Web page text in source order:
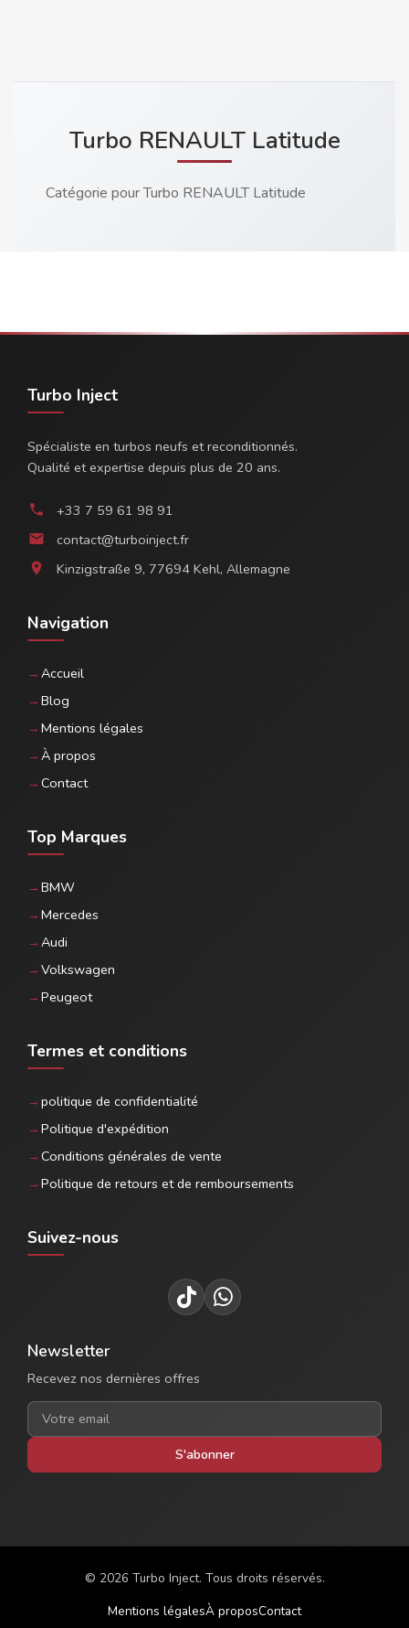
Turbo RENAULT Latitude
Catégorie pour Turbo RENAULT Latitude
Turbo Inject
Spécialiste en turbos neufs et reconditionnés.
Qualité et expertise depuis plus de 20 ans.
phone +33 7 59 61 98 91
email contact@turboinject.fr
location_on Kinzigstraße 9, 77694 Kehl, Allemagne
Navigation
Accueil
Blog
Mentions légales
À propos
Contact
Top Marques
BMW
Mercedes
Audi
Volkswagen
Peugeot
Termes et conditions
politique de confidentialité
Politique d'expédition
Conditions générales de vente
Politique de retours et de remboursements
Suivez-nous
Newsletter
Recevez nos dernières offres
S'abonner
© 2026 Turbo Inject. Tous droits réservés.
Mentions légalesÀ proposContact